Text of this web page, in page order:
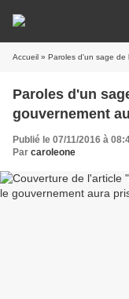
Accueil » Paroles d'un sage de la
Paroles d'un sage
Publié le 07/11/2016 à
Par caroleone